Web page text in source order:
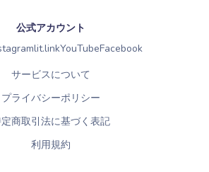
公式アカウント
lit.linkYouTubeFacebook
サービスについて
プライバシーポリシー
商取引法に基づく表記
利用規約